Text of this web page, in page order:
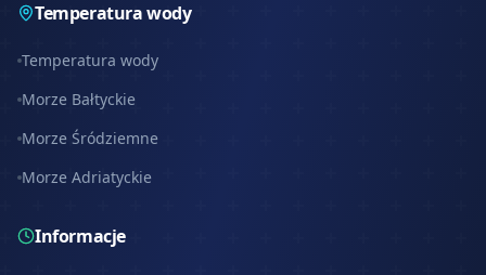
Temperatura wody
Temperatura wody
Morze Bałtyckie
Morze Śródziemne
Morze Adriatyckie
Informacje